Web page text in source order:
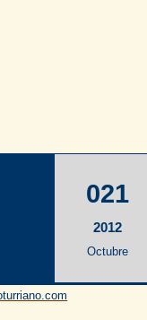
021
2012
Octubre